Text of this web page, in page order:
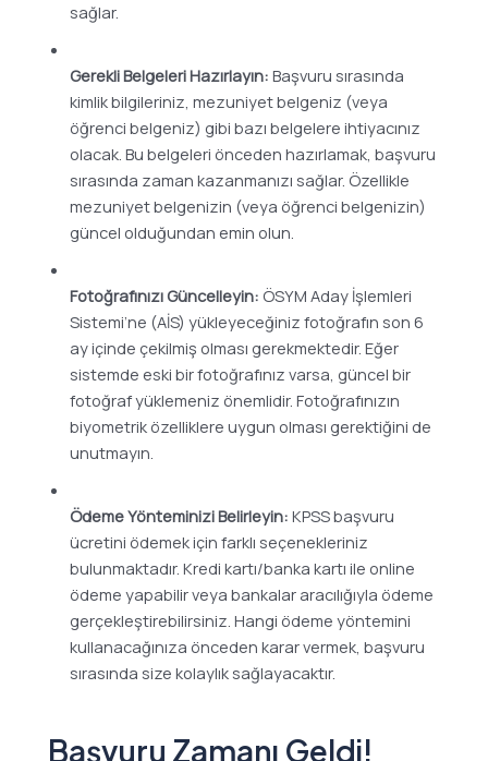
sağlar.
Gerekli Belgeleri Hazırlayın: Başvuru sırasında
kimlik bilgileriniz, mezuniyet belgeniz (veya
öğrenci belgeniz) gibi bazı belgelere ihtiyacınız
olacak. Bu belgeleri önceden hazırlamak, başvuru
sırasında zaman kazanmanızı sağlar. Özellikle
mezuniyet belgenizin (veya öğrenci belgenizin)
güncel olduğundan emin olun.
Fotoğrafınızı Güncelleyin: ÖSYM Aday İşlemleri
Sistemi’ne (AİS) yükleyeceğiniz fotoğrafın son 6
ay içinde çekilmiş olması gerekmektedir. Eğer
sistemde eski bir fotoğrafınız varsa, güncel bir
fotoğraf yüklemeniz önemlidir. Fotoğrafınızın
biyometrik özelliklere uygun olması gerektiğini de
unutmayın.
Ödeme Yönteminizi Belirleyin: KPSS başvuru
ücretini ödemek için farklı seçenekleriniz
bulunmaktadır. Kredi kartı/banka kartı ile online
ödeme yapabilir veya bankalar aracılığıyla ödeme
gerçekleştirebilirsiniz. Hangi ödeme yöntemini
kullanacağınıza önceden karar vermek, başvuru
sırasında size kolaylık sağlayacaktır.
Başvuru Zamanı Geldi!